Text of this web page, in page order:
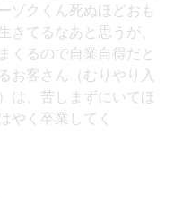
ゾクくん死ぬほどおも
きてるなあと思うが、
くるので自業自得だと
お客さん（むりやり入
は、苦しまずにいてほ
やく卒業してく